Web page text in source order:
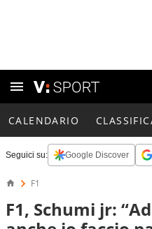
CALENDARIO
Seguici su: Google Discover
F1
F1, Schumi jr: